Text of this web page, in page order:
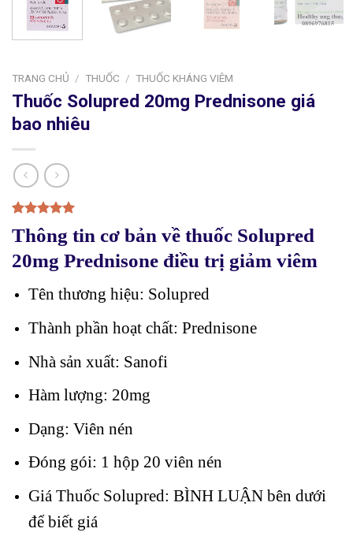
TRANG CHỦ / THUỐC / THUỐC KHÁNG VIÊM
Thuốc Solupred 20mg Prednisone giá
bao nhiêu
5.00
trên 5
dựa trên
Thông tin cơ bản về thuốc Solupred
20mg Prednisone điều trị giảm viêm
Tên thương hiệu: Solupred
Thành phần hoạt chất: Prednisone
Nhà sản xuất: Sanofi
Hàm lượng: 20mg
Dạng: Viên nén
Đóng gói: 1 hộp 20 viên nén
Giá Thuốc Solupred: BÌNH LUẬN bên dưới
để biết giá